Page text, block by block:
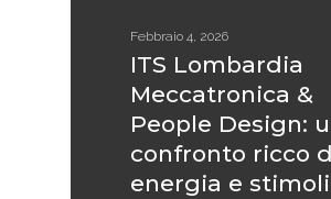
Febbraio 4, 2026
ITS Lombardia
Meccatronica &
People Design:
confronto ricco
energia e stimoli